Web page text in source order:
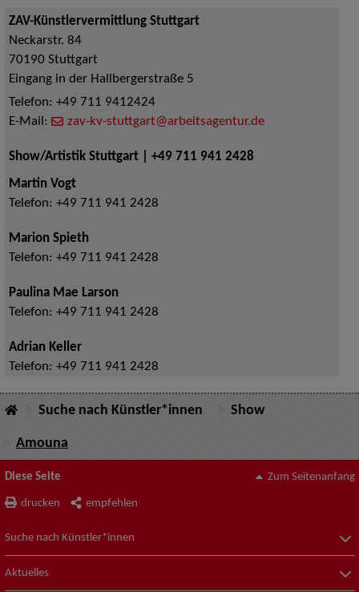
ZAV-Künstlervermittlung Stuttgart
Neckarstr. 84
70190 Stuttgart
Eingang in der Hallbergerstraße 5
Telefon: +49 711 9412424
E-Mail:
zav-kv-stuttgart@arbeitsagentur.de
Show/Artistik Stuttgart | +49 711 941 2428
Martin Vogt
Telefon: +49 711 941 2428
Marion Spieth
Telefon: +49 711 941 2428
Paulina Mae Larson
Telefon: +49 711 941 2428
Adrian Keller
Telefon: +49 711 941 2428
Suche nach Künstler*innen Show
Amouna
Diese Seite
drucken empfehlen
Zum Seitenanfang
Suche nach Künstler*innen
Aktuelles